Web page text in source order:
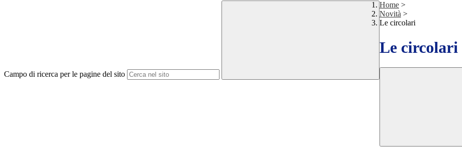
Campo di ricerca per le pagine del sito
Home >
Novità >
Le circolari
Le circolari